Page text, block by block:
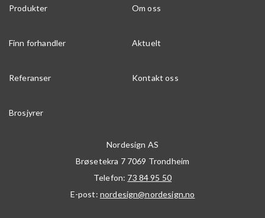
Produkter Om oss
Finn forhandler Aktuelt
Referanser Kontakt oss
Brosjyrer
Nordesign AS
Brøsetekra 7 7069 Trondheim
Telefon: 73 84 95 50
E-post: nordesign@nordesign.no